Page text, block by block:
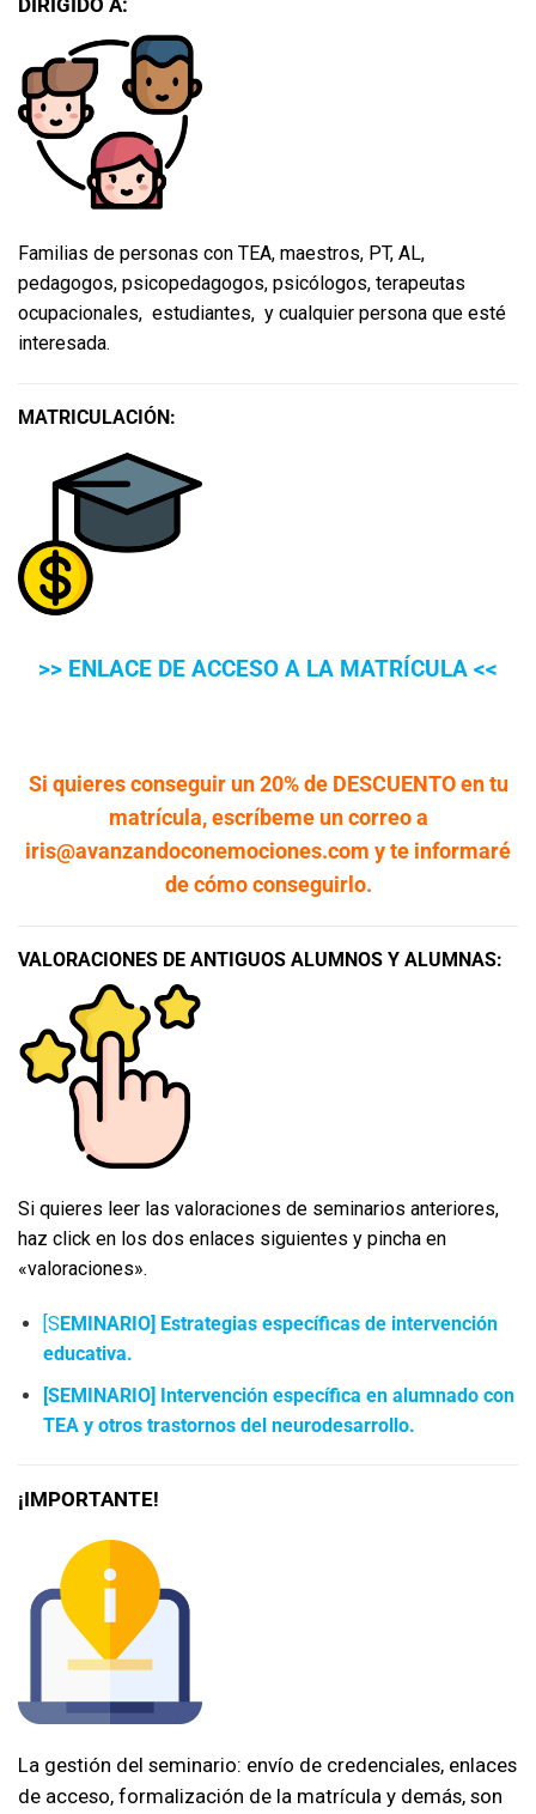
Familias de personas con TEA, maestros, PT, AL,
pedagogos, psicopedagogos, psicólogos, terapeutas
ocupacionales, estudiantes, y cualquier persona que esté
interesada.
MATRICULACIÓN:
>> ENLACE DE ACCESO A LA MATRÍCULA <<
Si quieres conseguir un 20% de DESCUENTO en tu
matrícula, escríbeme un correo a
iris@avanzandoconemociones.com y te informaré
de cómo conseguirlo.
VALORACIONES DE ANTIGUOS ALUMNOS Y ALUMNAS:
Si quieres leer las valoraciones de seminarios anteriores,
haz click en los dos enlaces siguientes y pincha en
«valoraciones».
[SEMINARIO] Estrategias específicas de intervención
educativa.
[SEMINARIO] Intervención específica en alumnado con
TEA y otros trastornos del neurodesarrollo.
¡IMPORTANTE!
La gestión del seminario: envío de credenciales, enlaces
de acceso, formalización de la matrícula y demás, son